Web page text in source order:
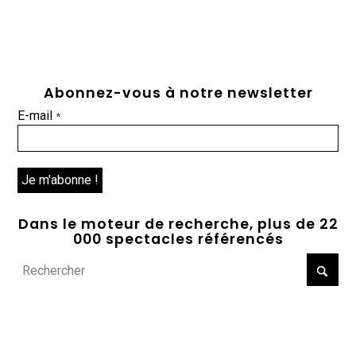
Abonnez-vous à notre newsletter
E-mail*
Dans le moteur de recherche, plus de 22
000 spectacles référencés